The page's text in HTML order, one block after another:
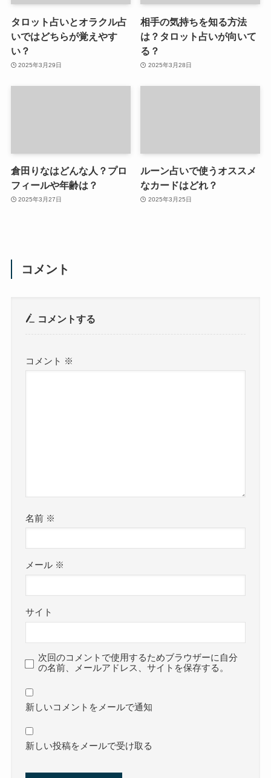
タロット占いとオラクル占
いではどちらが覚えやす
い？
2025年3月29日
相手の気持ちを知る方法
は？タロット占いが向いて
る？
2025年3月28日
倉田りなはどんな人？プロ
フィールや年齢は？
2025年3月27日
ルーン占いで使うオススメ
なカードはどれ？
2025年3月25日
コメント
コメントする
コメント ※
名前 ※
メール ※
サイト
次回のコメントで使用するためブラウザーに自分
の名前、メールアドレス、サイトを保存する。
新しいコメントをメールで通知
新しい投稿をメールで受け取る